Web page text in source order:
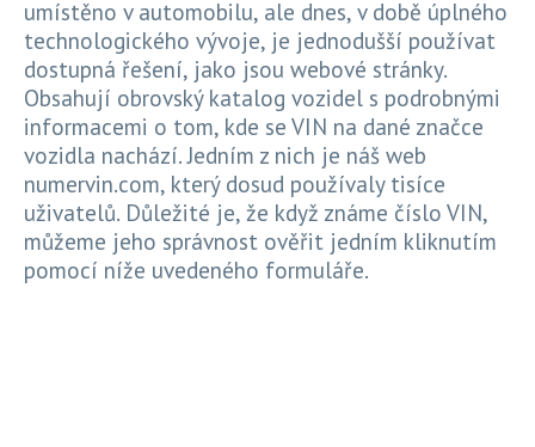
umístěno v automobilu, ale dnes, v době úplného
technologického vývoje, je jednodušší používat
dostupná řešení, jako jsou webové stránky.
Obsahují obrovský katalog vozidel s podrobnými
informacemi o tom, kde se VIN na dané značce
vozidla nachází. Jedním z nich je náš web
numervin.com, který dosud používaly tisíce
uživatelů. Důležité je, že když známe číslo VIN,
můžeme jeho správnost ověřit jedním kliknutím
pomocí níže uvedeného formuláře.